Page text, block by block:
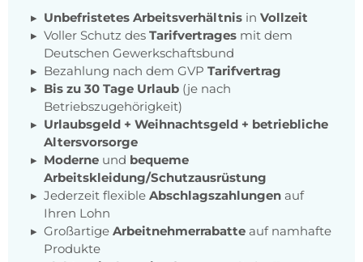
Unbefristetes Arbeitsverhältnis in Vollzeit
Voller Schutz des Tarifvertrages mit dem
Deutschen Gewerkschaftsbund
Bezahlung nach dem GVP Tarifvertrag
Bis zu 30 Tage Urlaub (je nach
Betriebszugehörigkeit)
Urlaubsgeld + Weihnachtsgeld + betriebliche
Altersvorsorge
Moderne und bequeme
Arbeitskleidung/Schutzausrüstung
Jederzeit flexible Abschlagszahlungen auf
Ihren Lohn
Großartige Arbeitnehmerrabatte auf namhafte
Produkte